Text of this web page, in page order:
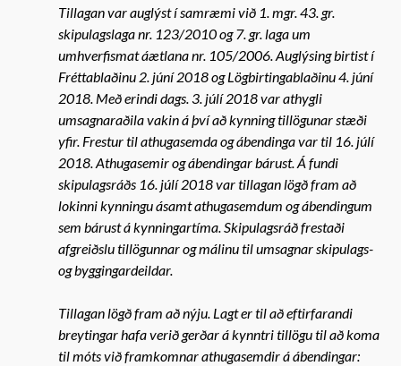
Tillagan var auglýst í samræmi við 1. mgr. 43. gr.
skipulagslaga nr. 123/2010 og 7. gr. laga um
umhverfismat áætlana nr. 105/2006. Auglýsing birtist í
Fréttablaðinu 2. júní 2018 og Lögbirtingablaðinu 4. júní
2018. Með erindi dags. 3. júlí 2018 var athygli
umsagnaraðila vakin á því að kynning tillögunar stæði
yfir. Frestur til athugasemda og ábendinga var til 16. júlí
2018. Athugasemir og ábendingar bárust. Á fundi
skipulagsráðs 16. júlí 2018 var tillagan lögð fram að
lokinni kynningu ásamt athugasemdum og ábendingum
sem bárust á kynningartíma. Skipulagsráð frestaði
afgreiðslu tillögunnar og málinu til umsagnar skipulags-
og byggingardeildar.
Tillagan lögð fram að nýju. Lagt er til að eftirfarandi
breytingar hafa verið gerðar á kynntri tillögu til að koma
til móts við framkomnar athugasemdir á ábendingar: